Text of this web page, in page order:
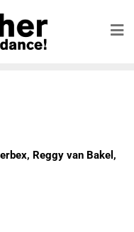
Reggy van Bakel,